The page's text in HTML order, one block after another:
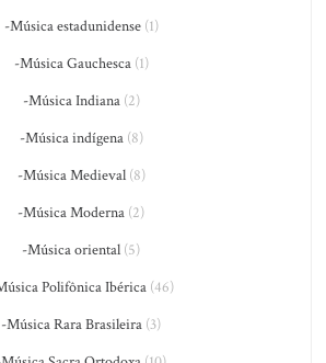
-Música estadunidense(1)
-Música Gauchesca(1)
-Música Indiana(2)
-Música indígena(8)
-Música Medieval(8)
-Música Moderna (2)
-Música oriental (5)
Polifônica Ibérica(46)
-Música Rara Brasileira (3)